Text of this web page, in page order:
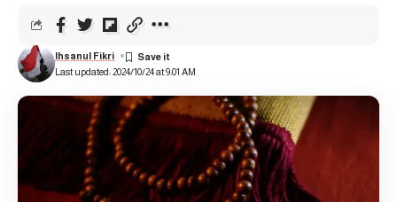
Last updated: 2024/10/24 at 9:01 AM
Ihsanul Fikri